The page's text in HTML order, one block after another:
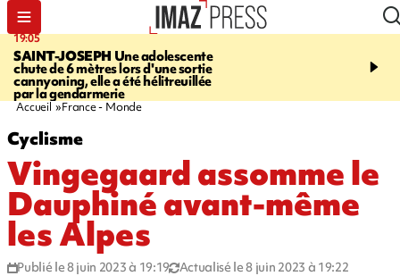
19:05
SAINT-JOSEPH Une adolescente
chute de 6 mètres lors d'une sortie
cannyoning, elle a été hélitreuillée
par la gendarmerie
20:44
rouée de coups,
Accueil France - Monde
Cyclisme
Vingegaard assomme le
Dauphiné avant-même
les Alpes
Publié le 8 juin 2023 à 19:19 Actualisé le 8 juin 2023 à 19:22